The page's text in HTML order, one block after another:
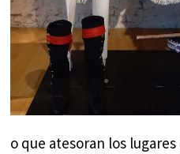
o que atesoran los